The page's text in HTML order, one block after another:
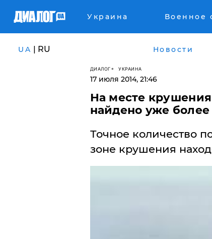
Украина Военное
UA | RU Новости
ДИАЛОГ УКРАИНА
17 июля 2014, 21:46
На месте
найдено уже
Точное количество
зоне крушения